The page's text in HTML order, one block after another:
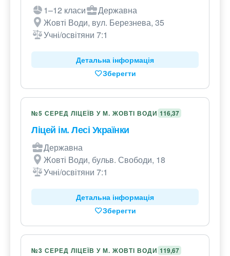
1–12 класи
Державна
Жовті Води, вул. Березнева, 35
Учні/освітяни 7:1
Детальна інформація
Зберегти
№5 СЕРЕД ЛІЦЕЇВ У М. ЖОВТІ ВОДИ 116,37
Ліцей ім. Лесі Українки
Державна
Жовті Води, бульв. Свободи, 18
Учні/освітяни 7:1
Детальна інформація
Зберегти
№3 СЕРЕД ЛІЦЕЇВ У М. ЖОВТІ ВОДИ 119,67